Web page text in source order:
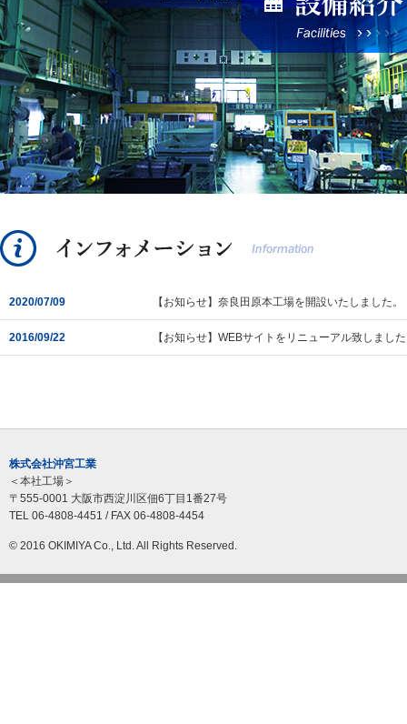
2020/07/09 【お知らせ】奈良田原本工場を開設いたしました。
2016/09/22 【お知らせ】WEBサイトをリニューアル致しまし
株式会社沖宮工業
＜本社工場＞
〒555-0001 大阪市西淀川区佃6丁目1番27号
TEL 06-4808-4451 / FAX 06-4808-4454
© 2016 OKIMIYA Co., Ltd. All Rights Reserved.